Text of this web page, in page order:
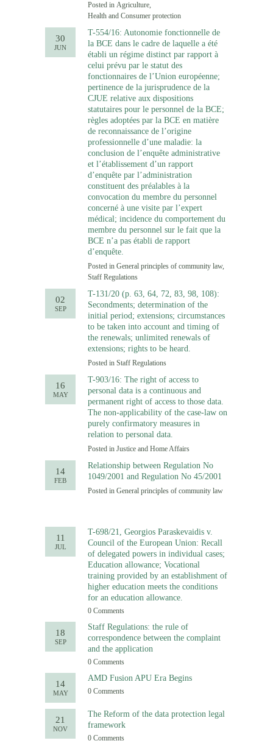
Posted in Agriculture,
Health and Consumer protection
30
JUN
T-554/16: Autonomie fonctionnelle de
la BCE dans le cadre de laquelle a été
établi un régime distinct par rapport à
celui prévu par le statut des
fonctionnaires de l’Union européenne;
pertinence de la jurisprudence de la
CJUE relative aux dispositions
statutaires pour le personnel de la BCE;
règles adoptées par la BCE en matière
de reconnaissance de l’origine
professionnelle d’une maladie: la
conclusion de l’enquête administrative
et l’établissement d’un rapport
d’enquête par l’administration
constituent des préalables à la
convocation du membre du personnel
concerné à une visite par l’expert
médical; incidence du comportement du
membre du personnel sur le fait que la
BCE n’a pas établi de rapport
d’enquête.
Posted in General principles of community law,
Staff Regulations
02
SEP
T-131/20 (p. 63, 64, 72, 83, 98, 108):
Secondments; determination of the
initial period; extensions; circumstances
to be taken into account and timing of
the renewals; unlimited renewals of
extensions; rights to be heard.
Posted in Staff Regulations
16
MAY
T-903/16: The right of access to
personal data is a continuous and
permanent right of access to those data.
The non-applicability of the case-law on
purely confirmatory measures in
relation to personal data.
Posted in Justice and Home Affairs
14
FEB
Relationship between Regulation No
1049/2001 and Regulation No 45/2001
Posted in General principles of community law
11
JUL
T-698/21, Georgios Paraskevaidis v.
Council of the European Union: Recall
of delegated powers in individual cases;
Education allowance; Vocational
training provided by an establishment of
higher education meets the conditions
for an education allowance.
0 Comments
18
SEP
Staff Regulations: the rule of
correspondence between the complaint
and the application
0 Comments
14
MAY
AMD Fusion APU Era Begins
0 Comments
21
NOV
The Reform of the data protection legal
framework
0 Comments